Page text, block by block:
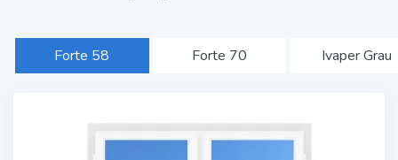
Forte 58 Forte 70 Ivaper Grau